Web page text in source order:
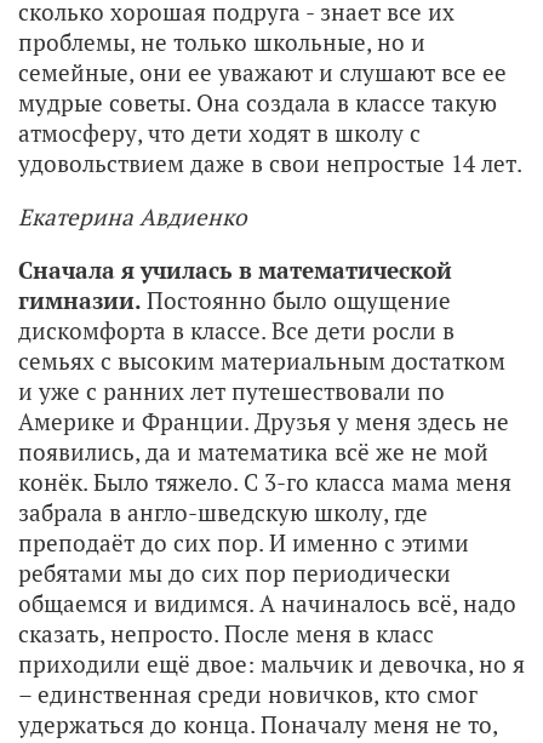
сколько хорошая подруга - знает все их
проблемы, не только школьные, но и
семейные, они ее уважают и слушают все ее
мудрые советы. Она создала в классе такую
атмосферу, что дети ходят в школу с
удовольствием даже в свои непростые 14 лет.
Екатерина Авдиенко
Сначала я училась в математической
гимназии. Постоянно было ощущение
дискомфорта в классе. Все дети росли в
семьях с высоким материальным достатком
и уже с ранних лет путешествовали по
Америке и Франции. Друзья у меня здесь не
появились, да и математика всё же не мой
конёк. Было тяжело. С 3-го класса мама меня
забрала в англо-шведскую школу, где
преподаёт до сих пор. И именно с этими
ребятами мы до сих пор периодически
общаемся и видимся. А начиналось всё, надо
сказать, непросто. После меня в класс
приходили ещё двое: мальчик и девочка, но я
– единственная среди новичков, кто смог
удержаться до конца. Поначалу меня не то,